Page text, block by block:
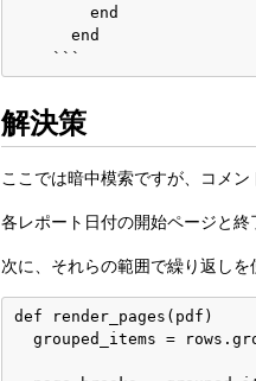
        end
      end
解決策
ここでは暗中模索ですが、コメン
各レポート日付の開始ページと終
次に、それらの範囲で繰り返しを
def render_pages(pdf)
grouped_items =